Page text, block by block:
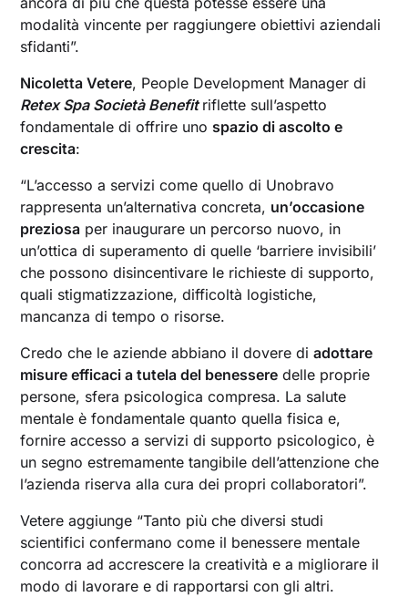
modalità vincente per raggiungere obiettivi aziendali
sfidanti”.
Nicoletta Vetere, People Development Manager di
Retex Spa Società Benefitriflette sull’aspetto
fondamentale di offrire uno spazio di ascolto e
crescita:
“L’accesso a servizi come quello di Unobravo
rappresenta un’alternativa concreta, un’occasione
preziosa per inaugurare un percorso nuovo, in
un’ottica di superamento di quelle ‘barriere invisibili’
che possono disincentivare le richieste di supporto,
quali stigmatizzazione, difficoltà logistiche,
mancanza di tempo o risorse.
Credo che le aziende abbiano il dovere diadottare
misure efficaci a tutela del benessere delle proprie
persone, sfera psicologica compresa. La salute
mentale è fondamentale quanto quella fisica e,
fornire accesso a servizi di supporto psicologico, è
un segno estremamente tangibile dell’attenzione che
l’azienda riserva alla cura dei propri collaboratori”.
Vetere aggiunge “Tanto più che diversi studi
scientifici confermano come il benessere mentale
concorra ad accrescere la creatività e a migliorare il
modo di lavorare e di rapportarsi con gli altri.